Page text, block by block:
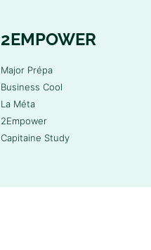
2EMPOWER
Major Prépa
Business Cool
La Méta
2Empower
Capitaine Study